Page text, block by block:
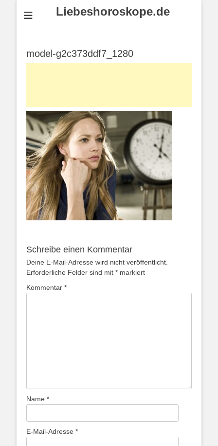
Liebeshoroskope.de
model-g2c373ddf7_1280
Schreibe einen Kommentar
Deine E-Mail-Adresse wird nicht veröffentlicht.
Erforderliche Felder sind mit * markiert
Kommentar *
Name *
E-Mail-Adresse *